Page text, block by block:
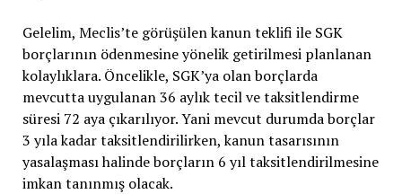
Gelelim, Meclis’te görüşülen kanun teklifi ile SGK
borçlarının ödenmesine yönelik getirilmesi planlanan
kolaylıklara. Öncelikle, SGK’ya olan borçlarda
mevcutta uygulanan 36 aylık tecil ve taksitlendirme
süresi 72 aya çıkarılıyor. Yani mevcut durumda borçlar
3 yıla kadar taksitlendirilirken, kanun tasarısının
yasalaşması halinde borçların 6 yıl taksitlendirilmesine
imkan tanınmış olacak.